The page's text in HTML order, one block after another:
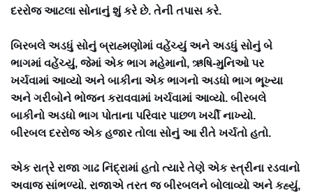
દરરોજ આટલા સોનાનું શું કરે છે. તેની તપાસ કરે.
બિરબલે અડધું સોનું બ્રાહ્મણોમાં વહેંચ્યું અને અડધું સોનું બે
ભાગમાં વહેંચ્યું, જેમાં એક ભાગ મહેમાનો, ઋષિ-મુનિઓ પર
ખર્ચવામાં આવ્યો અને બાકીના એક ભાગનો અડધો ભાગ ભૂખ્યા
અને ગરીબોને ભોજન કરાવવામાં ખર્ચવામાં આવ્યો. બીરબલે
બાકીનો અડધો ભાગ પોતાના પરિવાર પાછળ ખર્ચી નાખ્યો.
બીરબલ દરરોજ એક હજાર તોલા સોનું આ રીતે ખર્ચતો હતો.
એક રાત્રે રાજા ગાઢ નિંદ્રામાં હતો ત્યારે તેણે એક સ્ત્રીના રડવાનો
અવાજ સાંભળ્યો. રાજાએ તરત જ બીરબલને બોલાવ્યો અને કહ્યું,